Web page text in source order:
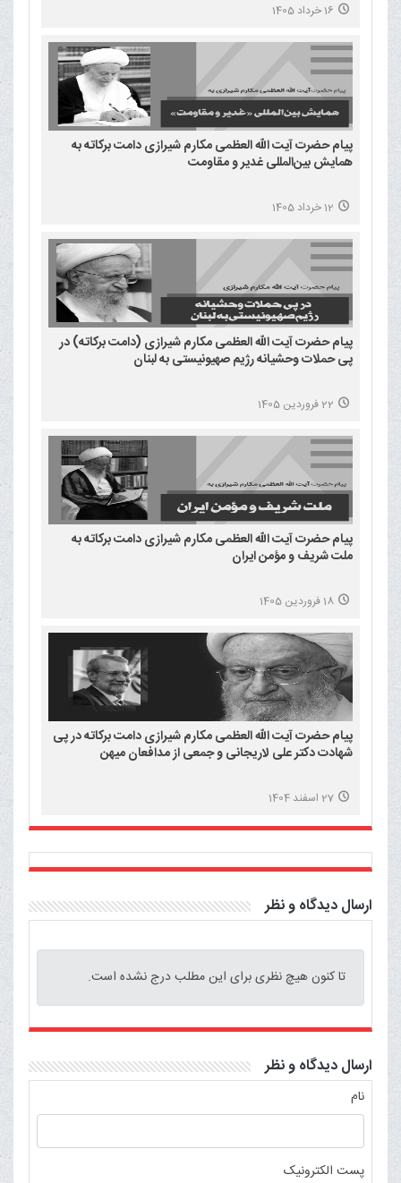
16 خرداد 1405
پیام حضرت آیت الله العظمی مکارم شیرازی دامت برکاته به
همایش بین‌المللی غدیر و مقاومت
12 خرداد 1405
پیام حضرت آیت الله العظمی مکارم شیرازی (دامت برکاته) در
پی حملات وحشیانه رژیم صهیونیستی به لبنان
22 فروردین 1405
پیام حضرت آیت الله العظمی مکارم شیرازی دامت برکاته به
ملت شریف و مؤمن ایران
18 فروردین 1405
پیام حضرت آیت الله العظمی مکارم شیرازی دامت برکاته در پی
شهادت دکتر علی لاریجانی و جمعی از مدافعان میهن
27 اسفند 1404
ارسال دیدگاه و نظر
تا کنون هیچ نظری برای این مطلب درج نشده است.
ارسال دیدگاه و نظر
نام
پست الکترونیک